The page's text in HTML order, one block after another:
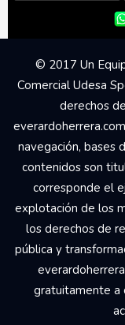
© 2017 Un
Comercial Udesa
derechos
navegación, bases
contenidos son
corresponde el
explotación de los
los derechos de
pública y
gratuitamente a